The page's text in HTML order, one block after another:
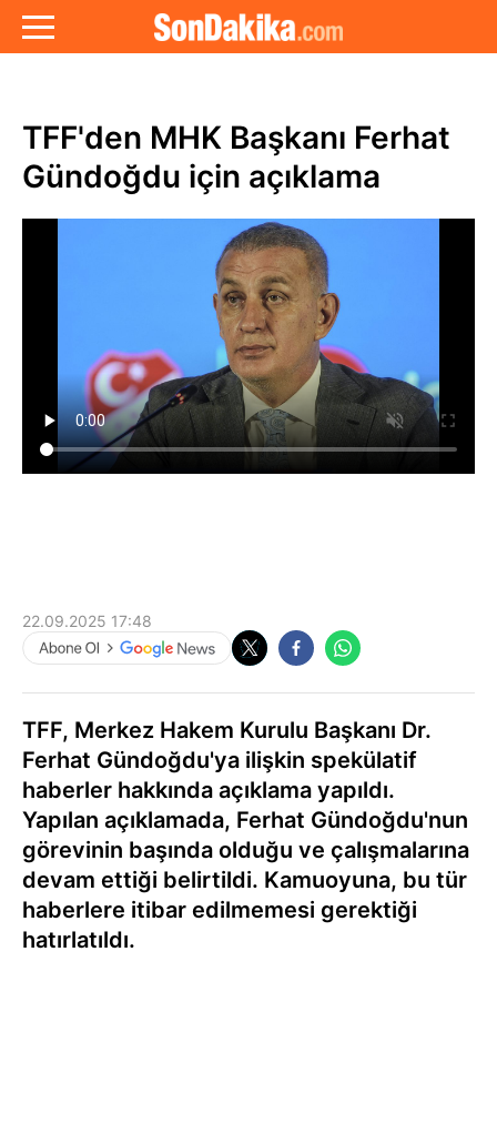
TFF'den MHK Başkanı Ferhat
Gündoğdu için açıklama
22.09.2025 17:48
TFF, Merkez Hakem Kurulu Başkanı Dr.
Ferhat Gündoğdu'ya ilişkin spekülatif
haberler hakkında açıklama yapıldı.
Yapılan açıklamada, Ferhat Gündoğdu'nun
görevinin başında olduğu ve çalışmalarına
devam ettiği belirtildi. Kamuoyuna, bu tür
haberlere itibar edilmemesi gerektiği
hatırlatıldı.